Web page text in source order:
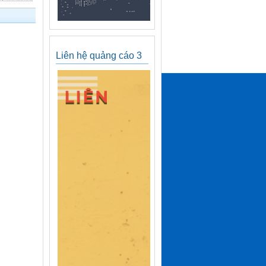
Liên hệ quảng cáo 3